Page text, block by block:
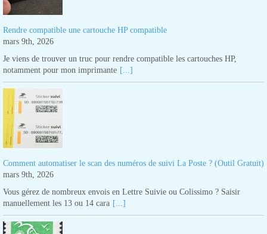
Rendre compatible une cartouche HP compatible
mars 9th, 2026
Je viens de trouver un truc pour rendre compatible les cartouches HP,
notamment pour mon imprimante [...]
Comment automatiser le scan des numéros de suivi La Poste ? (Outil Gratuit)
mars 9th, 2026
Vous gérez de nombreux envois en Lettre Suivie ou Colissimo ? Saisir
manuellement les 13 ou 14 cara [...]